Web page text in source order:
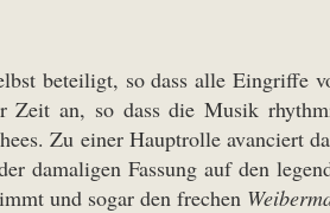
beteiligt, so dass alle
Zeit an, so dass die Musik
Zu einer Hauptrolle avanciert
damaligen Fassung auf den
und sogar den frechen